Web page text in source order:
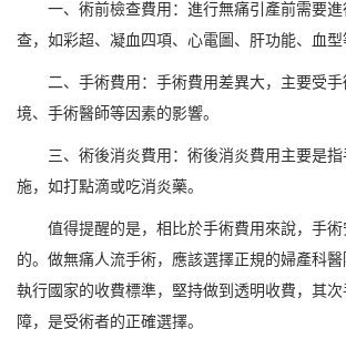
一、術前檢查費用：進行無痛引產前需要
查，如彩超、凝血四項、心電圖、肝功能、血型
二、手術費用：手術費用差異大，主要受
境、手術醫師等因素的影響。
三、術後消炎費用：術後消炎費用主要是
施，如打點滴或吃消炎藥。
值得提醒的是，相比於手術費用來說，手
的。做無痛人流手術，應該選擇正規的婦產科
執行國家的收費標準，堅持做到透明收費，其
障，是受術者的正確選擇。